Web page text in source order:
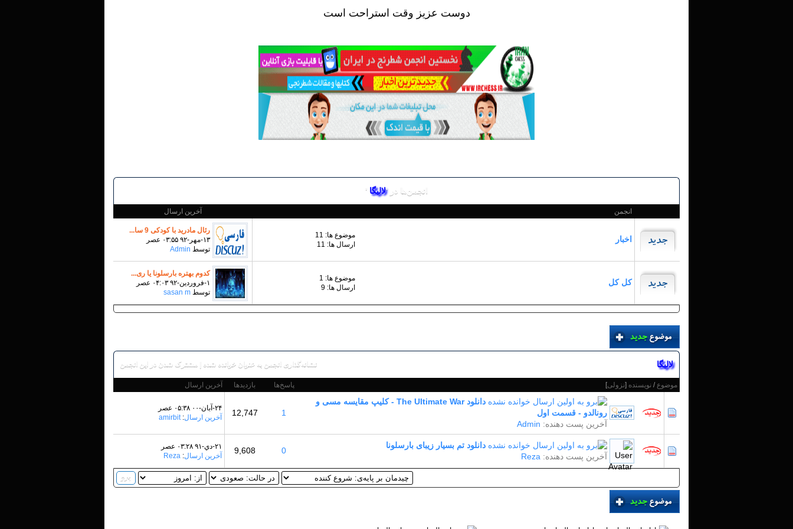
دوست عزيز وقت استراحت است
انجمن‌ها در 'لالیگا '
انجمن آخرین ارسال
اخبار
موضوع ها: 11
ارسال ها: 11
رئال مادرید با کودکی 9 سا...
۱۳-مهر-۹۲ ۰۳:۵۵ عصر
توسط Admin
کل کل
موضوع ها: 1
ارسال ها: 9
کدوم بهتره بارسلونا یا ری...
۱-فروردين-۹۲ ۰۴:۰۳ عصر
توسط sasan m
نشانه‌گذاری انجمن به عنوان خوانده شده مشترک شدن در این انجمن لالیگا
موضوع / نویسنده [نزولی] پاسخ‌ها بازدید‌ها آخرین ارسال
دانلود The Ultimate War - کلیپ مقایسه مسی و
رونالدو - قسمت اول
آخرین پست دهنده: Admin
1
12,747
۲۴-آبان-۰۰ ۰۵:۳۸ عصر
آخرین ارسال:
amirbit
دانلود تم بسیار زیبای بارسلونا
آخرین پست دهنده: Reza
0
9,608
۲۱-دي-۹۱ ۰۳:۲۸ عصر
آخرین ارسال:
Reza